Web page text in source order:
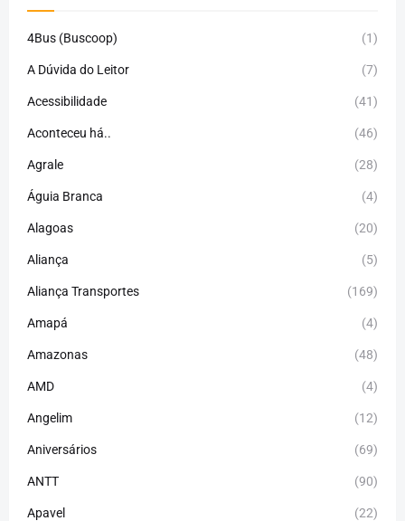
4Bus (Buscoop) (1)
A Dúvida do Leitor (7)
Acessibilidade (41)
Aconteceu há.. (46)
Agrale (28)
Águia Branca (4)
Alagoas (20)
Aliança (5)
Aliança Transportes (169)
Amapá (4)
Amazonas (48)
AMD (4)
Angelim (12)
Aniversários (69)
ANTT (90)
Apavel (22)